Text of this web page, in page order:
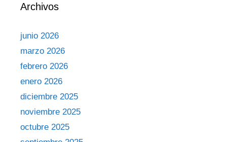
Archivos
junio 2026
marzo 2026
febrero 2026
enero 2026
diciembre 2025
noviembre 2025
octubre 2025